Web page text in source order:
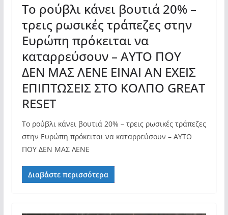
Το ρούβλι κάνει βουτιά 20% –
τρεις ρωσικές τράπεζες στην
Ευρώπη πρόκειται να
καταρρεύσουν – ΑΥΤΟ ΠΟΥ
ΔΕΝ ΜΑΣ ΛΕΝΕ ΕΙΝΑΙ ΑΝ ΕΧΕΙΣ
ΕΠΙΠΤΩΣΕΙΣ ΣΤΟ ΚΟΛΠΟ GREAT
RESET
Το ρούβλι κάνει βουτιά 20% – τρεις ρωσικές τράπεζες
στην Ευρώπη πρόκειται να καταρρεύσουν – ΑΥΤΟ
ΠΟΥ ΔΕΝ ΜΑΣ ΛΕΝΕ
Διαβάστε περισσότερα